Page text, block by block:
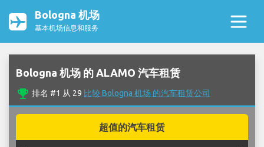
Bologna 机场
基本机场信息和服务
Bologna 机场 的 ALAMO 汽车租赁
emoji_events 排名 #1 从 29 比较 Bologna 机场 的汽车租赁公司
超值的汽车租赁